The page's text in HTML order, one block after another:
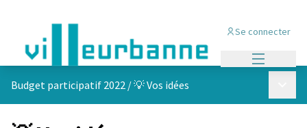
Se connecter
Budget participatif 2022 /💡 Vos idées